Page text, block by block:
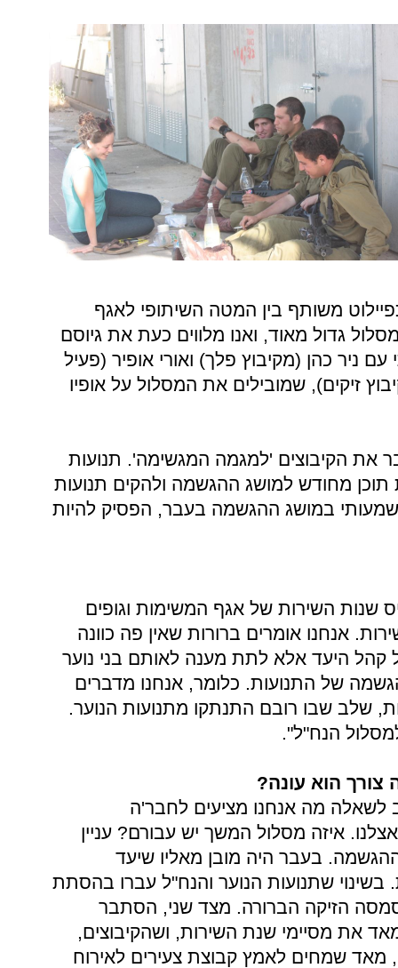
משותף בין המטה השיתופי לאגף
גדול מאוד, ואנו מלווים כעת את גיוסם
ניר כהן (מקיבוץ פלך) ואורי אופיר (פעיל
זיקים), שמובילים את המסלול על אופיו
את הקיבוצים 'למגמה המגשימה'. תנועות
תוכן מחודש למושג ההגשמה ולהקים תנועות
במושג ההגשמה בעבר, הפסיק להיות
שנות השירות של אגף המשימות וגופים
אנחנו אומרים ברורות שאין פה כוונה
היעד אלא לתת מענה לאותם בני נוער
של התנועות. כלומר, אנחנו מדברים
שלב שבו רובם התנתקו מתנועות הנוער.
הנח"ל".
הוא עונה?
לשאלה מה אנחנו מציעים לחבר'ה
איזה מסלול המשך יש עבורם? עניין
בעבר היה מובן מאליו שיעד
שתנועות הנוער והנח"ל עברו בהסתת
הזיקה הברורה. מצד שני, הסתבר
את מסיימי שנת השירות, ושהקיבוצים,
מאד שמחים לאמץ קבוצת צעירים לאירוח